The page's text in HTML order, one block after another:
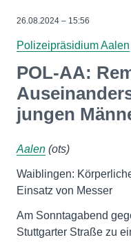
26.08.2024 – 15:56
Polizeipräsidium Aalen
POL-AA:
jungen
Aalen (ots)
Waiblingen:
Einsatz von Messer
Am Sonntagabend
Stuttgarter Straße zu